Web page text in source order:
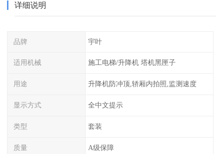
详细说明
品牌 宇叶
适用机械 施工电梯/升降机 塔机黑匣子
用途 升降机防冲顶,轿厢内拍照,监测速度
显示方式 全中文提示
类型 套装
质量 A级保障